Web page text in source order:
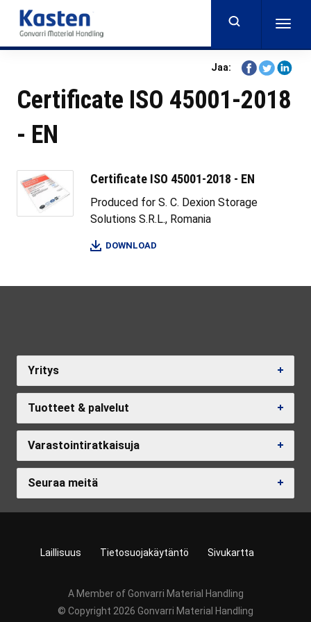
main
content
Jaa:
Share
Facebook
Share
Twitter
Share
Certificate ISO 45001-2018
- EN
Certificate ISO 45001-2018 - EN
Produced for S. C. Dexion Storage
Solutions S.R.L., Romania
DOWNLOAD
Yritys
Tuotteet & palvelut
Varastointiratkaisuja
Seuraa meitä
Laillisuus Tietosuojakäytäntö Sivukartta
A Member of Gonvarri Material Handling
© Copyright 2026 Gonvarri Material Handling